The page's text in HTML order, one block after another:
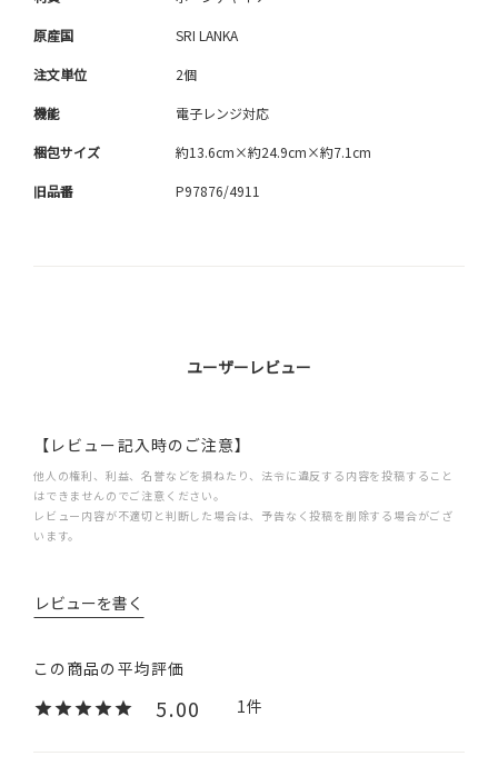
原産国 SRI LANKA
注文単位 2個
機能 電子レンジ対応
梱包サイズ 約13.6cm×約24.9cm×約7.1cm
旧品番 P97876/4911
ユーザーレビュー
【レビュー記入時のご注意】
他人の権利、利益、名誉などを損ねたり、法令に違反する内容を投稿すること
はできませんのでご注意ください。
レビュー内容が不適切と判断した場合は、予告なく投稿を削除する場合がござ
います。
5.00 1
レビューを書く